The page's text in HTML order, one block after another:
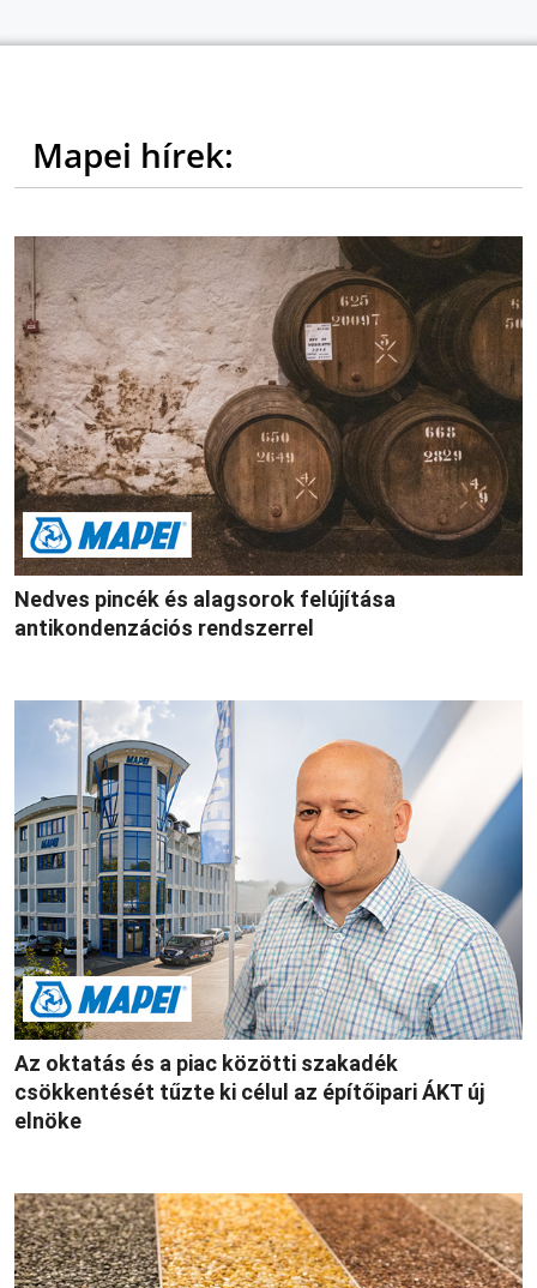
Mapei hírek:
Nedves pincék és alagsorok felújítása
antikondenzációs rendszerrel
Az oktatás és a piac közötti szakadék
csökkentését tűzte ki célul az építőipari ÁKT új
elnöke